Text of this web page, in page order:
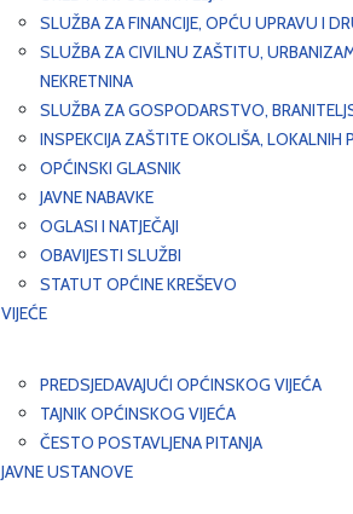
SLUŽBA ZA FINANCIJE, OPĆU UPRAVU I
SLUŽBA ZA CIVILNU ZAŠTITU,
NEKRETNINA
SLUŽBA ZA GOSPODARSTVO,
INSPEKCIJA ZAŠTITE OKOLIŠA,
OPĆINSKI GLASNIK
JAVNE NABAVKE
OGLASI I NATJEČAJI
OBAVIJESTI SLUŽBI
STATUT OPĆINE KREŠEVO
VIJEĆE
PREDSJEDAVAJUĆI OPĆINSKOG VIJEĆA
TAJNIK OPĆINSKOG VIJEĆA
ČESTO POSTAVLJENA PITANJA
JAVNE USTANOVE